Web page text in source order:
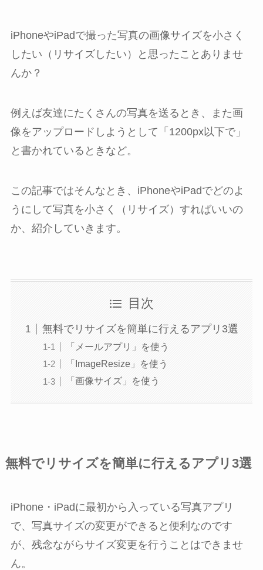
iPhoneやiPadで撮った写真の画像サイズを小さく
したい（リサイズしたい）と思ったことありませ
んか？
例えば友達にたくさんの写真を送るとき、また画
像をアップロードしようとして「1200px以下で」
と書かれているときなど。
この記事ではそんなとき、iPhoneやiPadでどのよ
うにして写真を小さく（リサイズ）すればいいの
か、紹介していきます。
目次
無料でリサイズを簡単に行えるアプリ3選
「メールアプリ」を使う
「ImageResize」を使う
「画像サイズ」を使う
無料でリサイズを簡単に行えるアプリ3選
iPhone・iPadに最初から入っている写真アプリ
で、写真サイズの変更ができると便利なのです
が、残念ながらサイズ変更を行うことはできませ
ん。